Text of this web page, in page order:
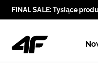
FINAL SALE: Tysiące